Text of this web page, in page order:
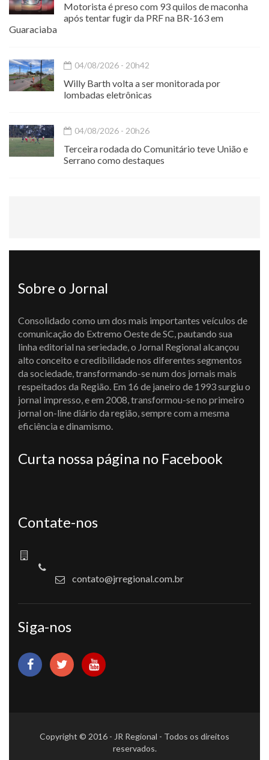
Motorista é preso com 93 quilos de maconha
após tentar fugir da PRF na BR-163 em
Guaraciaba
04/08/2026 - 20h42
Willy Barth volta a ser monitorada por
lombadas eletrônicas
04/08/2026 - 20h26
Terceira rodada do Comunitário teve União e
Serrano como destaques
Sobre o Jornal
Consolidado como um dos mais importantes veículos de
comunicação do Extremo Oeste de SC, pautando sua
linha editorial na seriedade, o Jornal Regional alcançou
alto conceito e credibilidade nos diferentes segmentos
da sociedade, transformando-se num dos jornais mais
respeitados da Região. Em 16 de janeiro de 1993 surgiu o
jornal impresso, e em 2008, transformou-se no primeiro
jornal on-line diário da região, sempre com a mesma
eficiência e dinamismo.
Curta nossa página no Facebook
Contate-nos
contato@jrregional.com.br
Siga-nos
Copyright © 2016 - JR Regional - Todos os direitos
reservados.